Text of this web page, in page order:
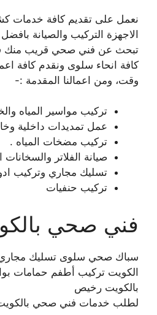
نعمل على تقديم كافة خدمات
الاجهزة التركيب والصيانة
تبحث عن فني صحي قريب منك
كافة انحاء سلوى ونقدم كافة
وقت، ومن اعمالنا المقدمة :-
تركيب مواسير المياه
عمل تمديدات داخلية
تركيب مضخات المياه .
صيانة الفلاتر والسخانات
تسليك مجاري وتركيب
تركيب حنفيات
فني صحي
سباك صحي سلوى تسليك
الكويت تركيب أطفم حمامات
بالكويت رخيص
لطلب خدمات فني صحي